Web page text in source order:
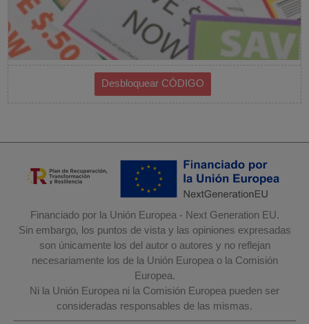
Financiado por la Unión Europea - Next Generation EU.
Sin embargo, los puntos de vista y las opiniones expresadas
son únicamente los del autor o autores y no reflejan
necesariamente los de la Unión Europea o la Comisión
Europea.
Ni la Unión Europea ni la Comisión Europea pueden ser
consideradas responsables de las mismas.